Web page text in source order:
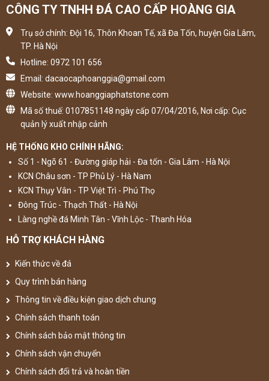
CÔNG TY TNHH ĐÁ CAO CẤP HOÀNG GIA
Trụ sở chính: Đội 16, Thôn Khoan Tế, xã Đa Tốn, huyện Gia Lâm,
TP. Hà Nội
Hotline: 0972 101 656
Email: dacaocaphoanggia@gmail.com
Website: www.hoanggiaphatstone.com
Mã số thuế: 0107851148 ngày cấp 07/04/2016, Nơi cấp: Cục
quản lý xuất nhập cảnh
HỆ THỐNG KHO CHÍNH HÃNG:
Số 1 - Ngõ 61 - Đường giáp hải - Đa tốn - Gia Lâm - Hà Nội
KCN Châu sơn - TP Phủ Lý - Hà Nam
KCN Thụy Vân - TP Việt Trì - Phú Thọ
Đông Trúc - Thạch Thất - Hà Nội
Làng nghề đá Minh Tân - Vĩnh Lộc - Thanh Hóa
HỖ TRỢ KHÁCH HÀNG
Kiến thức về đá
Quy trình bán hàng
Thông tin về điều kiện giao dịch chung
Chính sách thanh toán
Chính sách bảo mật thông tin
Chính sách vận chuyển
Chính sách đổi trả và hoàn tiền